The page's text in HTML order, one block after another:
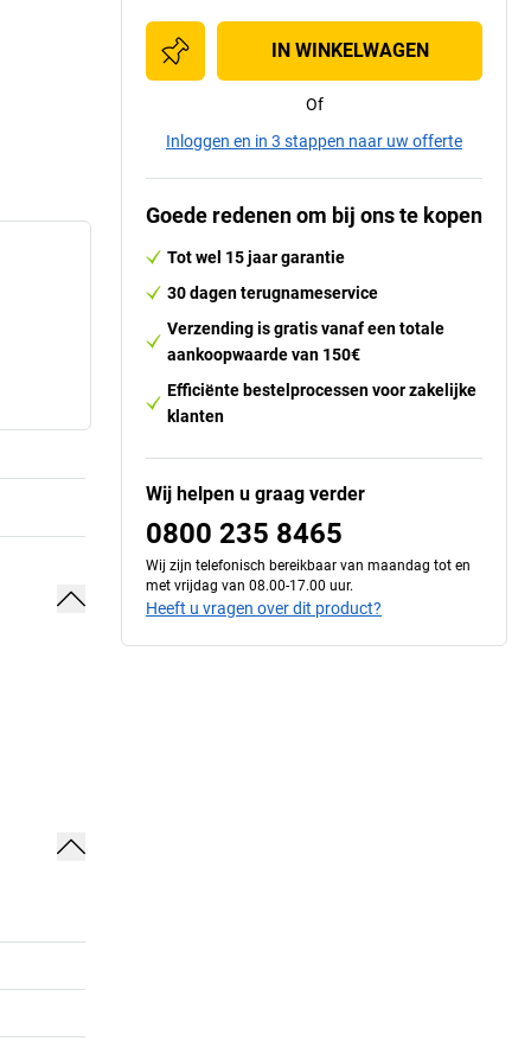
IN WINKELWAGEN
Of
Inloggen en in 3 stappen naar uw offerte
Goede redenen om bij ons te kopen
Tot wel 15 jaar garantie
30 dagen terugnameservice
Verzending is gratis vanaf een totale
aankoopwaarde van 150€
Efficiënte bestelprocessen voor zakelijke
klanten
Wij helpen u graag verder
0800 235 8465
Wij zijn telefonisch bereikbaar van maandag tot en
met vrijdag van 08.00-17.00 uur.
Heeft u vragen over dit product?